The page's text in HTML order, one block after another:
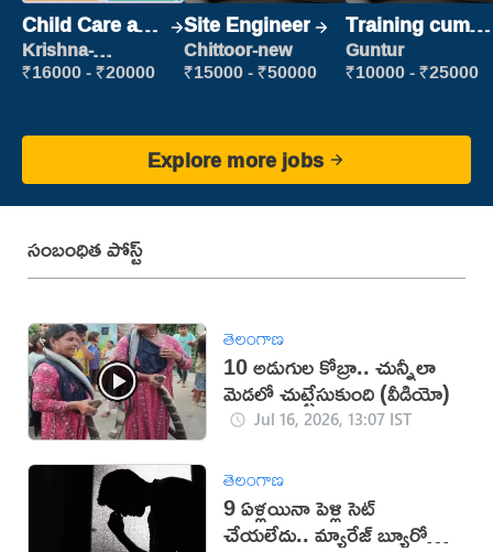
Child Care and
Patient care
Krishna-
vijayawada
₹16000 - ₹20000
Site Engineer
Chittoor-new
₹15000 - ₹50000
Training cum
Placement
Guntur
₹10000 - ₹25000
Explore more jobs
సంబంధిత పోస్ట్
తెలంగాణ
10 అడుగుల కోబ్రా.. చున్నీలా
మెడలో చుట్టేసుకుంది (వీడియో)
Jul 16, 2026, 13:07 IST
తెలంగాణ
9 ఏళ్లయినా పెళ్లి సెట్
చేయలేదు.. మ్యారేజ్ బ్యూరోకి